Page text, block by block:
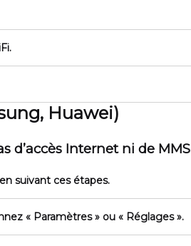
Huawei)
d’accès Internet ni de MMS
suivant ces étapes.
« Paramètres » ou « Réglages ».